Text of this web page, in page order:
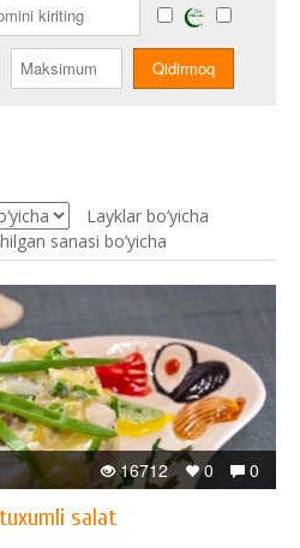
Layklar bo’yicha
sanasi bo’yicha
0
0
16712
salat